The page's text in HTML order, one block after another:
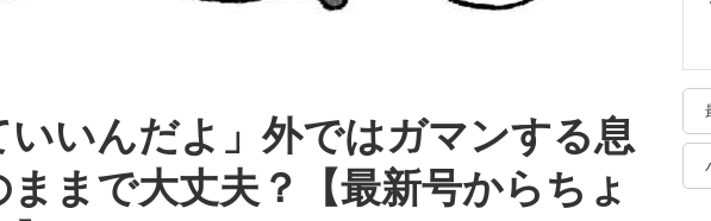
いいんだよ」外ではガマンする息
まで大丈夫？【最新号からちょ